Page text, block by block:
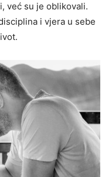
već su je oblikovali.
i vjera u sebe